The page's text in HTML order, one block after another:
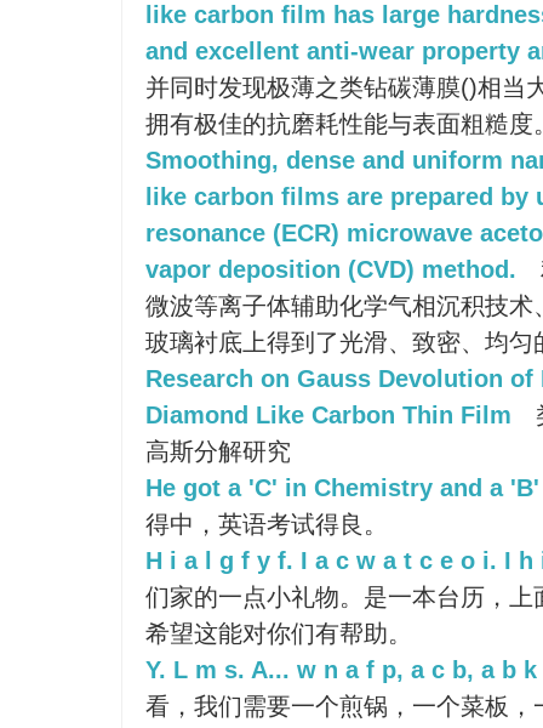
like carbon film has large
and excellent anti-wear property
并同时发现极薄之类钻碳薄膜()相当
拥有极佳的抗磨耗性能与表面粗糙度
Smoothing, dense and uniform
like carbon films are prepared
resonance (ECR) microwave
vapor deposition (CVD) method.
微波等离子体辅助化学气相沉积技
玻璃衬底上得到了光滑、致密、均匀
Research on Gauss Devolution of
Diamond Like Carbon Thin Film
高斯分解研究
He got a 'C' in Chemistry and a
得中，英语考试得良。
H i a l g f y f. I a c w a t c e o i. I h
们家的一点小礼物。是一本台历，
希望这能对你们有帮助。
Y. L m s. A... w n a f p, a c b, a b
看，我们需要一个煎锅，一个菜板，